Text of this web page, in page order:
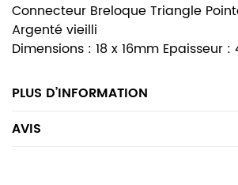
Connecteur Breloque Triangle
Argenté vieilli
Dimensions : 18 x 16mm Epaisseur
PLUS D’INFORMATION
AVIS